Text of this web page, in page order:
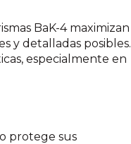
BaK-4 maximizan
y detalladas posibles.
especialmente en
protege sus